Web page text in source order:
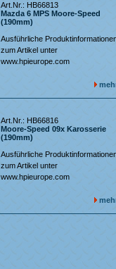
Art.Nr.: HB66813
Mazda 6 MPS Moore-Speed
(190mm)
Ausführliche
zum Artikel unter
www.hpieurope.com
Art.Nr.: HB66816
Moore-Speed 09x Karosserie
(190mm)
Ausführliche
zum Artikel unter
www.hpieurope.com